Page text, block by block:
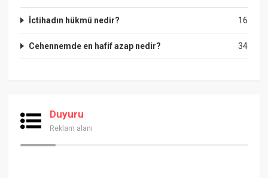
16
İctihadın hükmü nedir?
34
Cehennemde en hafif azap nedir?
Duyuru
Reklam alanı